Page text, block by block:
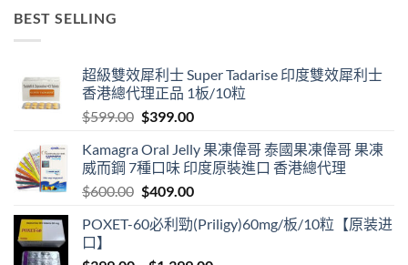
BEST SELLING
超級雙效犀利士 Super Tadarise 印度雙效犀利士
香港總代理正品 1板/10粒
$599.00 Original
was:
$599.00.
$399.00Current
is:
$399.00.
Kamagra Oral Jelly 果凍偉哥 泰國果凍偉哥 果凍
威而鋼 7種口味 印度原裝進口 香港總代理
$600.00 Original
was:
$409.00Current
is:
POXET-60必利勁(Priligy)60mg/板/10粒【原装进
口】